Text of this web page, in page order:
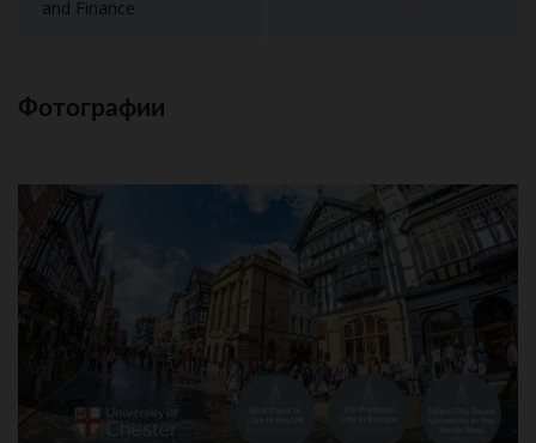
and Finance
Фотографии